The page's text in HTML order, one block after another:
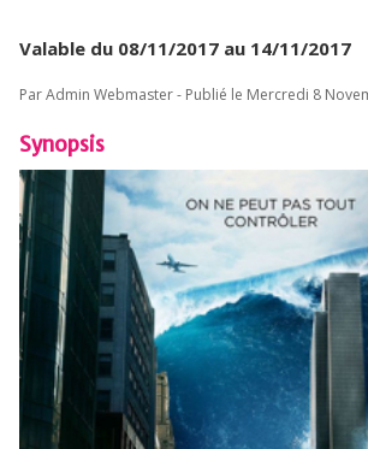
Valable du 08/11/2017 au 14/11/2017
Par Admin Webmaster - Publié le Mercredi 8
Synopsis